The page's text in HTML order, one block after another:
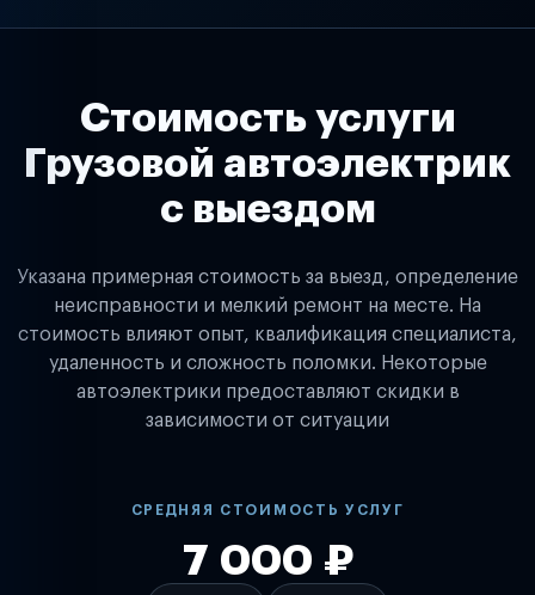
Стоимость услуги
Грузовой автоэлектрик
с выездом
Указана примерная стоимость за выезд, определение
неисправности и мелкий ремонт на месте. На
стоимость влияют опыт, квалификация специалиста,
удаленность и сложность поломки. Некоторые
автоэлектрики предоставляют скидки в
зависимости от ситуации
СРЕДНЯЯ СТОИМОСТЬ УСЛУГ
7 000 ₽